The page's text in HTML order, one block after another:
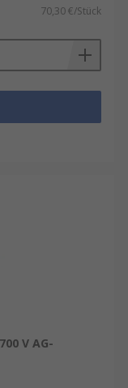
70,30 €/Stück
V AG-